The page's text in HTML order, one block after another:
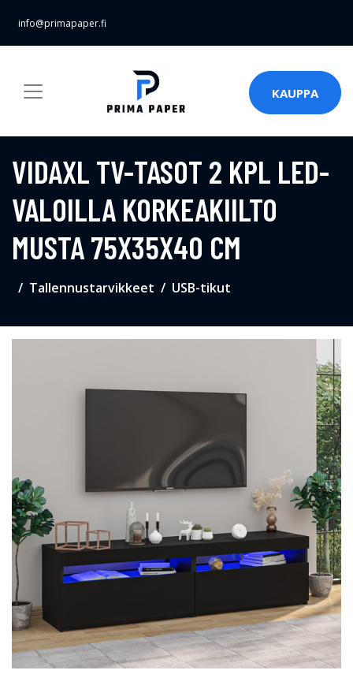
info@primapaper.fi
KAUPPA
VIDAXL TV-TASOT 2 KPL LED-
VALOILLA KORKEAKIILTO
MUSTA 75X35X40 CM
Tallennustarvikkeet USB-tikut